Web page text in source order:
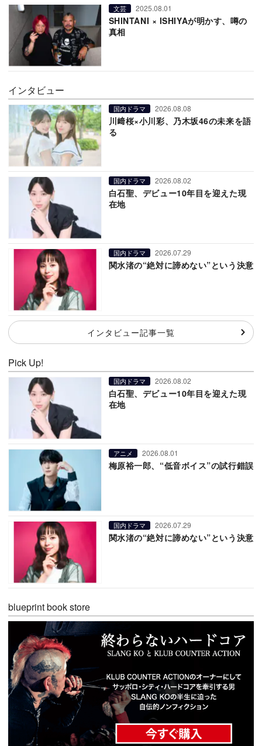
文芸 2025.08.01
SHINTANI × ISHIYAが明かす、噂の
真相
インタビュー
国内ドラマ 2026.08.08
川﨑桜×小川彩、乃木坂46の未来を語
る
国内ドラマ 2026.08.02
白石聖、デビュー10年目を迎えた現
在地
国内ドラマ 2026.07.29
関水渚の“絶対に諦めない”という決意
インタビュー記事一覧
Pick Up!
国内ドラマ 2026.08.02
白石聖、デビュー10年目を迎えた現
在地
アニメ 2026.08.01
梅原裕一郎、“低音ボイス”の試行錯誤
国内ドラマ 2026.07.29
関水渚の“絶対に諦めない”という決意
blueprint book store